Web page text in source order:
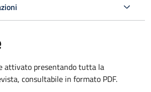
attivato presentando tutta la
consultabile in formato PDF.